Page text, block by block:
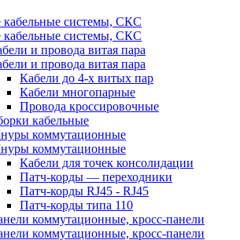
системы, СКС
системы, СКС
и провода витая пара
и провода витая пара
Кабели до 4-х витых пар
Кабели многопарные
Провода кроссировочные
кабельные
коммутационные
коммутационные
Кабели для точек консолидации
Патч-корды — переходники
Патч-корды RJ45 - RJ45
Патч-корды типа 110
коммутационные, кросс-панели
коммутационные, кросс-панели